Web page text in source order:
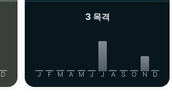
D
3 목격
J F M A M J J A S O N D